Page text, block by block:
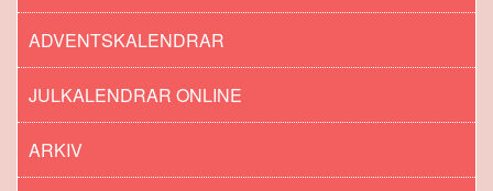
ADVENTSKALENDRAR
JULKALENDRAR ONLINE
ARKIV